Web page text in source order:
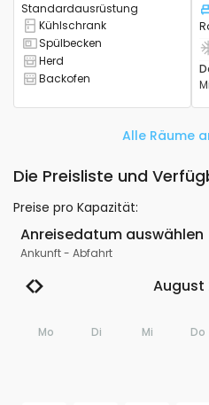
Standardausrüstung
Es verfügt über einen Kühlschrank
Kühlschrank
Es hat ein Waschbecken
Spülbecken
Es verfügt über einen Herd
Herd
Es verfügt über einen Ofen
Backofen
Alle Räume
Die Preisliste und
Preise pro Kapazität:
Anreisedatum auswählen
Ankunft- Abfahrt
August
Mo Di Mi Do